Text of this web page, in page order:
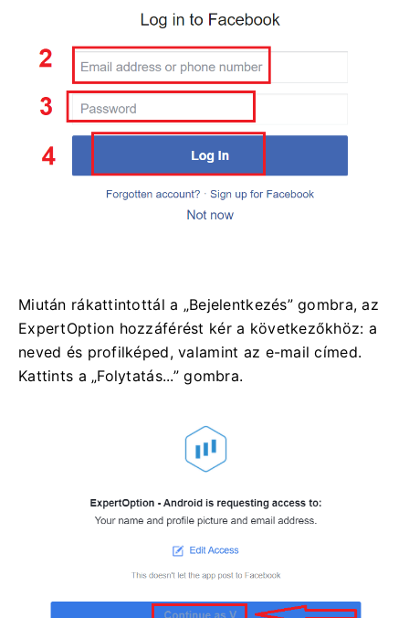
Miután rákattintottál a „Bejelentkezés” gombra, az
ExpertOption hozzáférést kér a következőkhöz: a
neved és profilképed, valamint az e-mail címed.
Kattints a „Folytatás...” gombra.